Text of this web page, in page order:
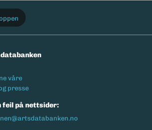
våre
presse
feil på nettsider: